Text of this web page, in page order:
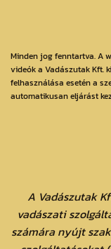
Minden jog fenntartva. A
videók a Vadászutak Kft.
felhasználása esetén a
automatikusan eljárást
A Vadászutak
vadászati
számára nyújt